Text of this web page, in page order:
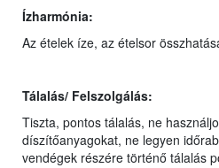
Ízharmónia:
Az ételek íze, az ételsor
Tálalás/ Felszolgálás:
Tiszta, pontos tálalás, ne
díszítőanyagokat, ne legyen
vendégek részére történő tálalás